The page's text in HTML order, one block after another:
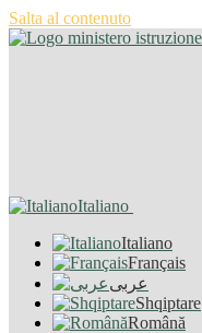
Salta al contenuto
Italiano
Italiano
Français
عربى
Shqiptare
Română